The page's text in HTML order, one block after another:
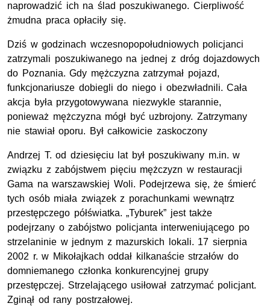
naprowadzić ich na ślad poszukiwanego. Cierpliwość
żmudna praca opłaciły się.
Dziś w godzinach wczesnopopołudniowych policjanci
zatrzymali poszukiwanego na jednej z dróg dojazdowych
do Poznania. Gdy mężczyzna zatrzymał pojazd,
funkcjonariusze dobiegli do niego i obezwładnili. Cała
akcja była przygotowywana niezwykle starannie,
ponieważ mężczyzna mógł być uzbrojony. Zatrzymany
nie stawiał oporu. Był całkowicie zaskoczony
Andrzej T. od dziesięciu lat był poszukiwany m.in. w
związku z zabójstwem pięciu mężczyzn w restauracji
Gama na warszawskiej Woli. Podejrzewa się, że śmierć
tych osób miała związek z porachunkami wewnątrz
przestępczego półświatka. „Tyburek” jest także
podejrzany o zabójstwo policjanta interweniującego po
strzelaninie w jednym z mazurskich lokali. 17 sierpnia
2002 r. w Mikołajkach oddał kilkanaście strzałów do
domniemanego członka konkurencyjnej grupy
przestępczej. Strzelającego usiłował zatrzymać policjant.
Zginął od rany postrzałowej.